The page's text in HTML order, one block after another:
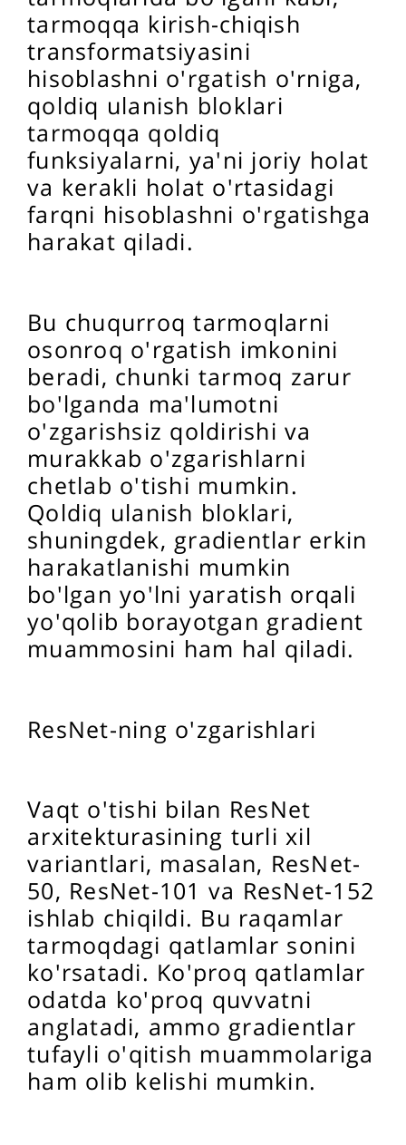
tarmoqqa kirish-chiqish
transformatsiyasini
hisoblashni o'rgatish o'rniga,
qoldiq ulanish bloklari
tarmoqqa qoldiq
funksiyalarni, ya'ni joriy holat
va kerakli holat o'rtasidagi
farqni hisoblashni o'rgatishga
harakat qiladi.
Bu chuqurroq tarmoqlarni
osonroq o'rgatish imkonini
beradi, chunki tarmoq zarur
bo'lganda ma'lumotni
o'zgarishsiz qoldirishi va
murakkab o'zgarishlarni
chetlab o'tishi mumkin.
Qoldiq ulanish bloklari,
shuningdek, gradientlar erkin
harakatlanishi mumkin
bo'lgan yo'lni yaratish orqali
yo'qolib borayotgan gradient
muammosini ham hal qiladi.
ResNet-ning o'zgarishlari
Vaqt o'tishi bilan ResNet
arxitekturasining turli xil
variantlari, masalan, ResNet-
50, ResNet-101 va ResNet-152
ishlab chiqildi. Bu raqamlar
tarmoqdagi qatlamlar sonini
ko'rsatadi. Ko'proq qatlamlar
odatda ko'proq quvvatni
anglatadi, ammo gradientlar
tufayli o'qitish muammolariga
ham olib kelishi mumkin.